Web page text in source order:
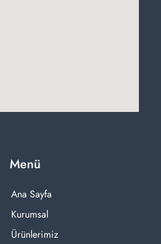
Menü
Ana Sayfa
Kurumsal
Ürünlerimiz